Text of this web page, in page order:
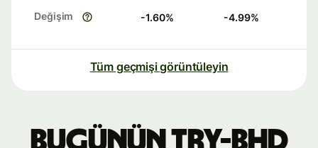
Değişim -1.60% -4.99%
Tüm geçmişi görüntüleyin